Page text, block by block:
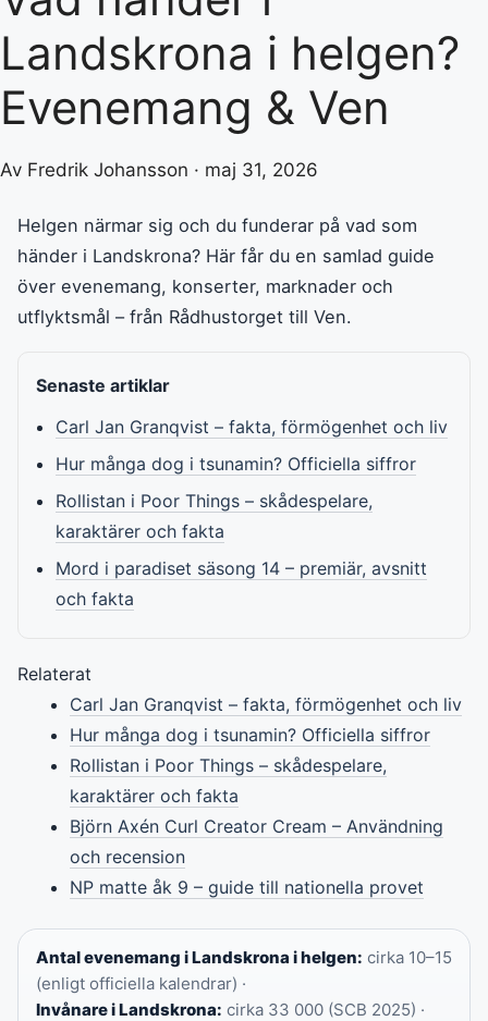
Landskrona i helgen?
Evenemang & Ven
Av Fredrik Johansson · maj 31, 2026
Helgen närmar sig och du funderar på vad som
händer i Landskrona? Här får du en samlad guide
över evenemang, konserter, marknader och
utflyktsmål – från Rådhustorget till Ven.
Senaste artiklar
Carl Jan Granqvist – fakta, förmögenhet och liv
Hur många dog i tsunamin? Officiella siffror
Rollistan i Poor Things – skådespelare,
karaktärer och fakta
Mord i paradiset säsong 14 – premiär, avsnitt
och fakta
Relaterat
Carl Jan Granqvist – fakta, förmögenhet och liv
Hur många dog i tsunamin? Officiella siffror
Rollistan i Poor Things – skådespelare,
karaktärer och fakta
Björn Axén Curl Creator Cream – Användning
och recension
NP matte åk 9 – guide till nationella provet
Antal evenemang i Landskrona i helgen: cirka 10–15
(enligt officiella kalendrar) ·
Invånare i Landskrona: cirka 33 000 (SCB 2025) ·